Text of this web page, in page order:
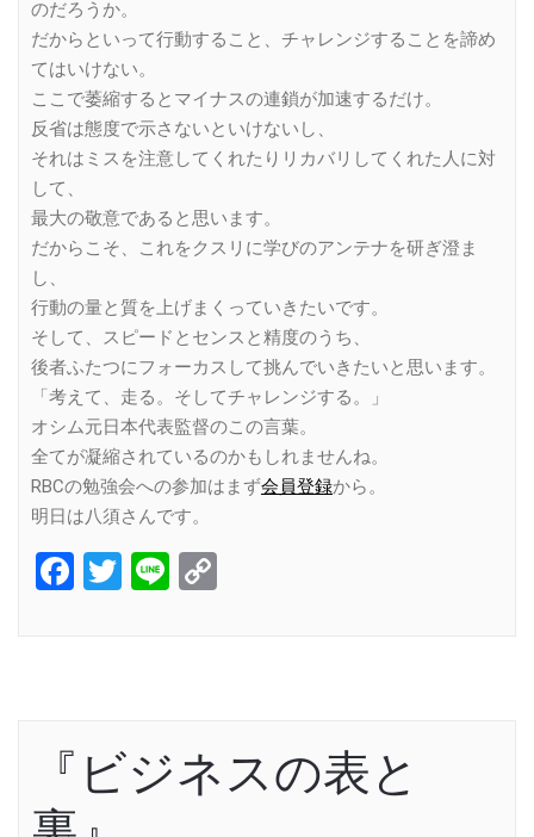
のだろうか。
だからといって行動すること、チャレンジすることを諦め
てはいけない。
ここで萎縮するとマイナスの連鎖が加速するだけ。
反省は態度で示さないといけないし、
それはミスを注意してくれたりリカバリしてくれた人に対
して、
最大の敬意であると思います。
だからこそ、これをクスリに学びのアンテナを研ぎ澄ま
し、
行動の量と質を上げまくっていきたいです。
そして、スピードとセンスと精度のうち、
後者ふたつにフォーカスして挑んでいきたいと思います。
「考えて、走る。そしてチャレンジする。」
オシム元日本代表監督のこの言葉。
全てが凝縮されているのかもしれませんね。
RBCの勉強会への参加はまず会員登録から。
明日は八須さんです。
Facebook
Twitter
Line
『ビジネスの表と